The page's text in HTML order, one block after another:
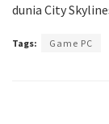
dunia City
Tags: Game PC